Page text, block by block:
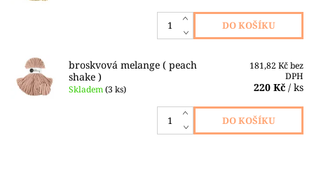
broskvová melange ( peach
shake )
Skladem(3 ks)
181,82 Kč bez
DPH
220 Kč / ks